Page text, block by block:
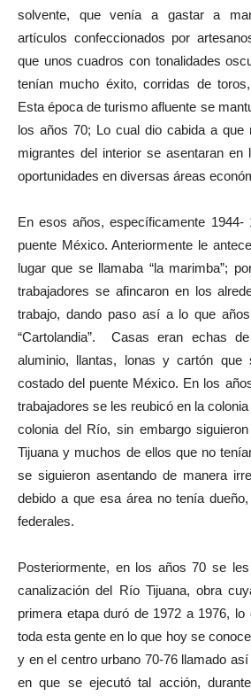
solvente, que venía a gastar a
artículos confeccionados por
que unos cuadros con tonalidades
tenían mucho éxito, corridas de
Esta época de turismo afluente se
los años 70; Lo cual dio cabida a que
migrantes del interior se asentaran en
oportunidades en diversas áreas
En esos años, específicamente 1944-
puente México. Anteriormente le
lugar que se llamaba “la marimba”;
trabajadores se afincaron en los
trabajo, dando paso así a lo que
“Cartolandia”. Casas eran echas
aluminio, llantas, lonas y cartón que
costado del puente México. En los
trabajadores se les reubicó en la
colonia del Río, sin embargo
Tijuana y muchos de ellos que no
se siguieron asentando de manera
debido a que esa área no tenía
federales.
Posteriormente, en los años 70 se
canalización del Río Tijuana, obra
primera etapa duró de 1972 a 1976,
toda esta gente en lo que hoy se
y en el centro urbano 70-76 llamado
en que se ejecutó tal acción,